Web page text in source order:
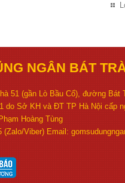
NGÂN BÁT
51 (gần Lò Bầu Cổ), đường
do Sở KH và ĐT TP Hà Nội cấp
Hoàng Tùng
(Zalo/Viber) Email: